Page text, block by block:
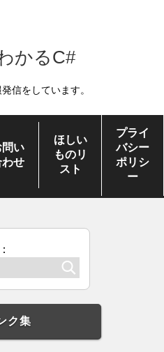
かるC#
信をしています。
問い
わせ
ほしい
ものリ
スト
プライ
バシー
ポリシ
ー
ク集